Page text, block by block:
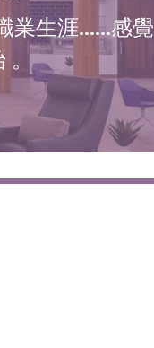
業生涯......感覺
。